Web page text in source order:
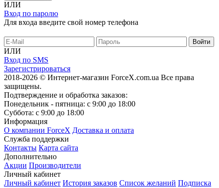
ИЛИ
Вход по паролю
Для входа введите свой номер телефона
ИЛИ
Вход по SMS
Зарегистрироваться
2018-2026 © Интернет-магазин ForceX.com.ua Все права
защищены.
Подтверждение и обработка заказов:
Понедельник - пятница: с 9:00 до 18:00
Суббота: с 9:00 до 18:00
Информация
О компании ForceX Доставка и оплата
Служба поддержки
Контакты Карта сайта
Дополнительно
Акции Производители
Личный кабинет
Личный кабинет История заказов Список желаний Подписка